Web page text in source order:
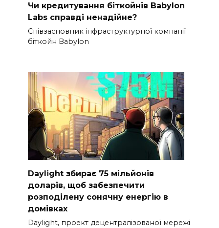
Чи кредитування біткойнів Babylon
Labs справді ненадійне?
Співзасновник інфраструктурної компанії
біткойн Babylon
Daylight збирає 75 мільйонів
доларів, щоб забезпечити
розподілену сонячну енергію в
домівках
Daylight, проект децентралізованої мережі